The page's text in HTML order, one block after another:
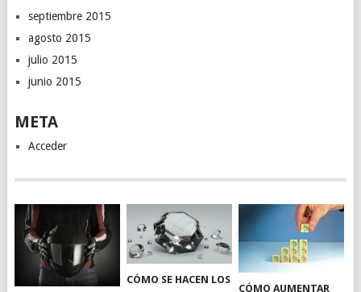
septiembre 2015
agosto 2015
julio 2015
junio 2015
META
Acceder
CÓMO SE HACEN LOS
CÓMO AUMENTAR